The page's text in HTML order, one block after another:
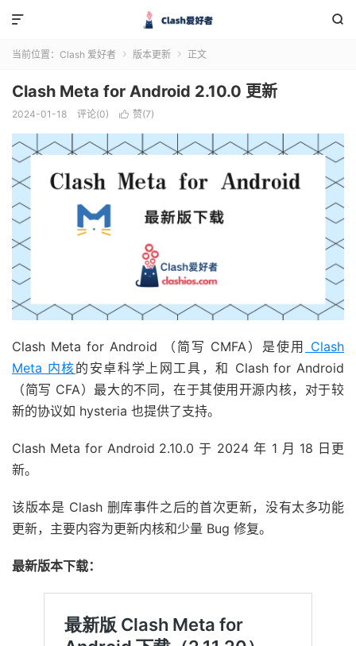


当前位置： Clash 爱好者  版本更新  正文
Clash Meta for Android 2.10.0 更新
2024-01-18 评论(0)  赞(7)
Clash Meta for Android （简写 CMFA）是使用
Clash
Meta 内核的安卓科学上网工具，和 Clash for Android
（简写 CFA）最大的不同，在于其使用开源内核，对于较
新的协议如 hysteria 也提供了支持。
Clash Meta for Android 2.10.0 于 2024 年 1 月 18 日更
新。
该版本是 Clash 删库事件之后的首次更新，没有太多功能
更新，主要内容为更新内核和少量 Bug 修复。
最新版本下载：